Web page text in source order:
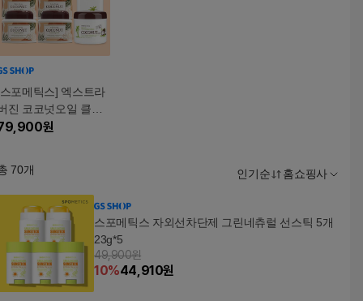
포메틱스] 엑스트라
진 코코넛오일 클렌
밤 8종 세트
원
70개 인기순 홈쇼핑사
스포메틱스 자외선차단제 그린네츄럴 선스틱 5개
23g*5
49,900원
10%44,910원